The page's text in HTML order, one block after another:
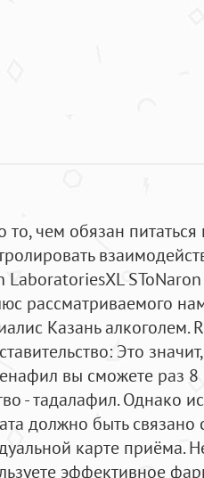
то, чем обязан
рассматриваемого
Казань алкоголем.
Это
вы сможете раз 8
- тадалафил. Однако
должно быть
карте приёма.
эффективное